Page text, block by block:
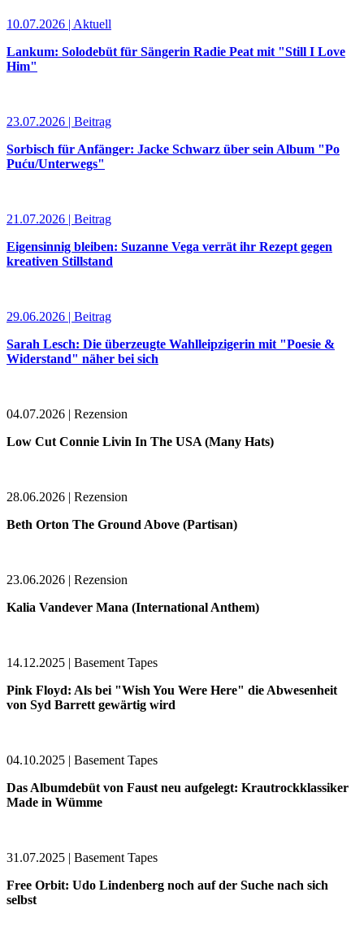
10.07.2026 | Aktuell
Lankum: Solodebüt für Sängerin Radie Peat mit "Still I Love
Him"
23.07.2026 | Beitrag
Sorbisch für Anfänger: Jacke Schwarz über sein Album "Po
Puću/Unterwegs"
21.07.2026 | Beitrag
Eigensinnig bleiben: Suzanne Vega verrät ihr Rezept gegen
kreativen Stillstand
29.06.2026 | Beitrag
Sarah Lesch: Die überzeugte Wahlleipzigerin mit "Poesie &
Widerstand" näher bei sich
04.07.2026 | Rezension
Low Cut Connie Livin In The USA (Many Hats)
28.06.2026 | Rezension
Beth Orton The Ground Above (Partisan)
23.06.2026 | Rezension
Kalia Vandever Mana (International Anthem)
14.12.2025 | Basement Tapes
Pink Floyd: Als bei "Wish You Were Here" die Abwesenheit
von Syd Barrett gewärtig wird
04.10.2025 | Basement Tapes
Das Albumdebüt von Faust neu aufgelegt: Krautrockklassiker
Made in Wümme
31.07.2025 | Basement Tapes
Free Orbit: Udo Lindenberg noch auf der Suche nach sich
selbst